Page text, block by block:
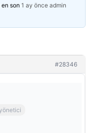
son 1 ay önce admin
#28346